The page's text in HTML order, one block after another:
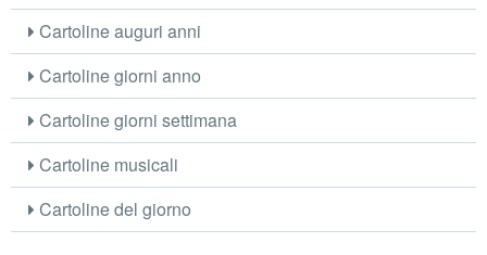
Cartoline auguri anni
Cartoline giorni anno
Cartoline giorni settimana
Cartoline musicali
Cartoline del giorno